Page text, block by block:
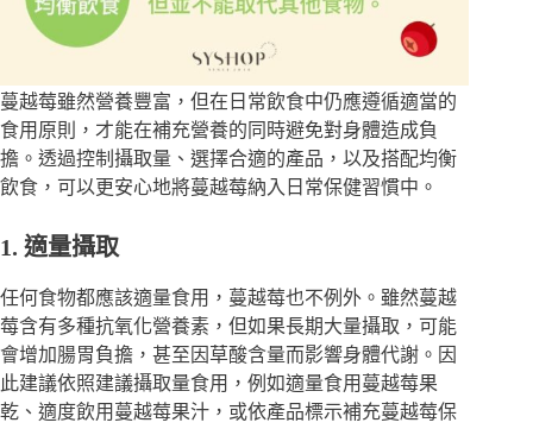
蔓越莓雖然營養豐富，但在日常飲食中仍應遵循適當的
食用原則，才能在補充營養的同時避免對身體造成負
擔。透過控制攝取量、選擇合適的產品，以及搭配均衡
飲食，可以更安心地將蔓越莓納入日常保健習慣中。
1. 適量攝取
任何食物都應該適量食用，蔓越莓也不例外。雖然蔓越
莓含有多種抗氧化營養素，但如果長期大量攝取，可能
會增加腸胃負擔，甚至因草酸含量而影響身體代謝。因
此建議依照建議攝取量食用，例如適量食用蔓越莓果
乾、適度飲用蔓越莓果汁，或依產品標示補充蔓越莓保